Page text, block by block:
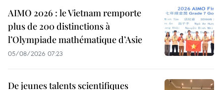
AIMO 2026 : le Vietnam remporte
plus de 200 distinctions à
l’Olympiade mathématique d’Asie
05/08/2026 07:23
De jeunes talents scientifiques